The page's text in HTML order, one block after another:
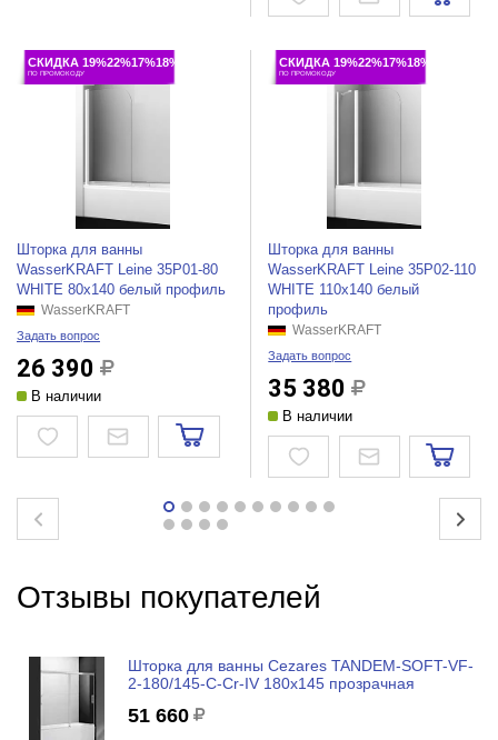
СКИДКА 19%22%17%18%
ПО ПРОМОКОДУ
Шторка для ванны
WasserKRAFT Leine 35P01-80
WHITE 80х140 белый профиль
WasserKRAFT
Задать вопрос
26 390
В наличии
СКИДКА 19%22%17%18%
ПО ПРОМОКОДУ
Шторка для ванны
WasserKRAFT Leine 35P02-110
WHITE 110х140 белый
профиль
WasserKRAFT
Задать вопрос
35 380
В наличии
Отзывы покупателей
Шторка для ванны Cezares TANDEM-SOFT-VF-
2-180/145-C-Cr-IV 180x145 прозрачная
51 660